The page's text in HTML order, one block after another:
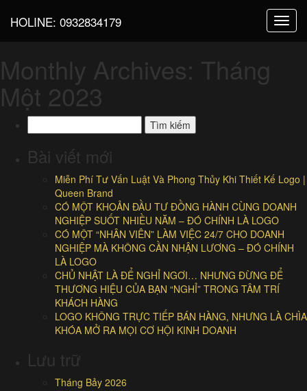
HOLINE: 0932834179
Monthly Archives: Tháng
Một 2023
kiếm
cho:
Bài viết mới
Miễn Phí Tư Vấn Luật Và Phong Thủy Khi Thiết Kế Logo |
Queen Brand
CÓ MỘT KHOẢN ĐẦU TƯ ĐỒNG HÀNH CÙNG DOANH
NGHIỆP SUỐT NHIỀU NĂM – ĐÓ CHÍNH LÀ LOGO
CÓ MỘT “NHÂN VIÊN” LÀM VIỆC 24/7 CHO DOANH
NGHIỆP MÀ KHÔNG CẦN NHẬN LƯƠNG – ĐÓ CHÍNH
LÀ LOGO
CHỦ NHẬT LÀ ĐỂ NGHỈ NGƠI… NHƯNG ĐỪNG ĐỂ
THƯƠNG HIỆU CỦA BẠN “NGHỈ” TRONG TÂM TRÍ
KHÁCH HÀNG
LOGO KHÔNG TRỰC TIẾP BÁN HÀNG, NHƯNG LÀ CHÌA
KHÓA MỞ RA MỌI CƠ HỘI KINH DOANH
Lưu trữ
Tháng Bảy 2026